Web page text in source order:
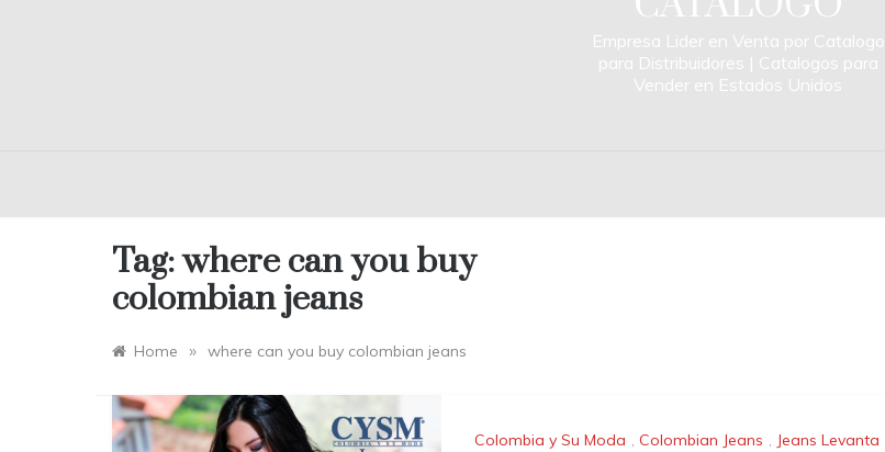
Empresa Lider en Venta por Catalogo
para Distribuidores | Catalogos para
Vender en Estados Unidos
Tag:where can you buy
colombian jeans
Home » where can you buy colombian jeans
Colombia y Su Moda , Colombian Jeans , Jeans Levanta